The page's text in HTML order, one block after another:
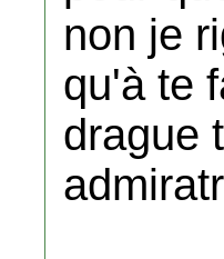
non je
qu'à te
drague